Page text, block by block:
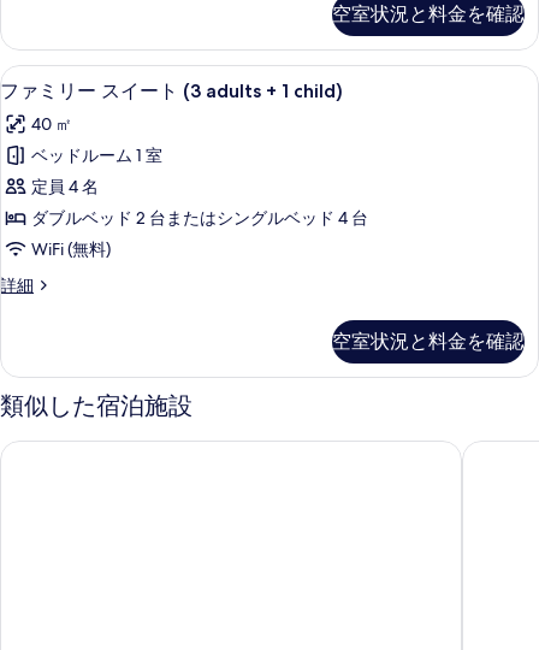
て
の
写
真
を
表
示
す
る
詳
テ
ィ
ン
グ
ル
ー
ム
(extrabed
4AD+1CH)
べ
て
の
ー
ル
ー
コ
ネ
テ
ィ
ン
グ
ル
4AD+1CH)
の
詳
空室状況と料金を確認
フ
ァ
ミ
リ
ー
ス
イ
ー
(3
adults
+
セレクト コンフォート製ベッド、ミ
8
ファミリー スイート (3 adults + 1 child)
40 ㎡
ベッドルーム 1 室
定員 4 名
ダブルベッド 2 台またはシングルベッド 4 台
WiFi (無料)
詳細
フ
ー
ス
イ
ト
空室状況と料金を確認
類似した宿泊施設
ノボテル ニース サントル ヴュー ニース ニース